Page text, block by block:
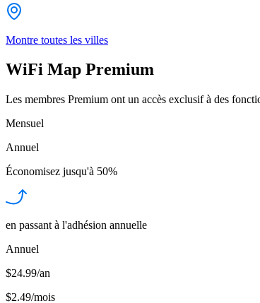
Montre toutes les villes
WiFi Map Premium
Les membres Premium ont un accès exclusif à des
Mensuel
Annuel
Économisez jusqu'à 50%
en passant à l'adhésion annuelle
Annuel
$24.99/an
$2.49/mois